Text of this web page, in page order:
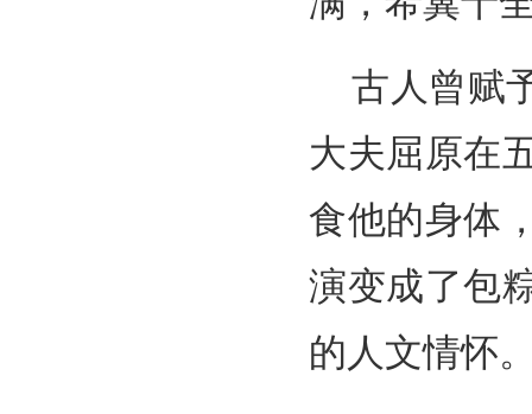
古人曾赋
大夫屈原在
食他的身体
演变成了包
的人文情怀